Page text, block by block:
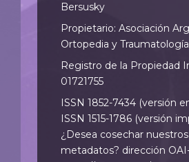
Bersusky
Propietario: Asociación
Ortopedia y
Registro de la Propiedad
01721755
ISSN 1852-7434 (versión
ISSN 1515-1786 (versión
¿Desea cosechar nuestros
metadatos? dirección